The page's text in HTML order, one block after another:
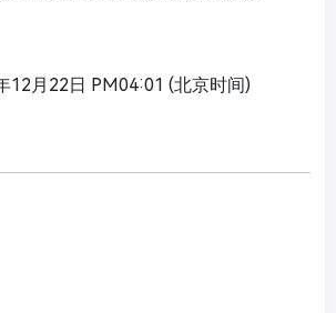
12月22日 PM04:01 (北京时间)